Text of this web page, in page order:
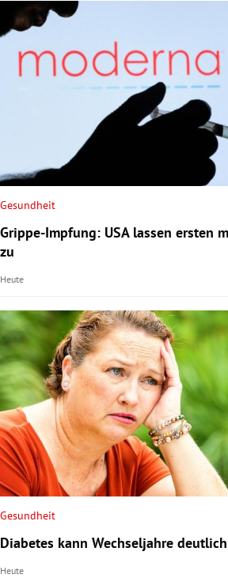
Untermenü
Untermenü
Gesundheit
Grippe-Impfung: USA lassen ersten
zu
Heute
Gesundheit
Diabetes kann Wechseljahre
Heute